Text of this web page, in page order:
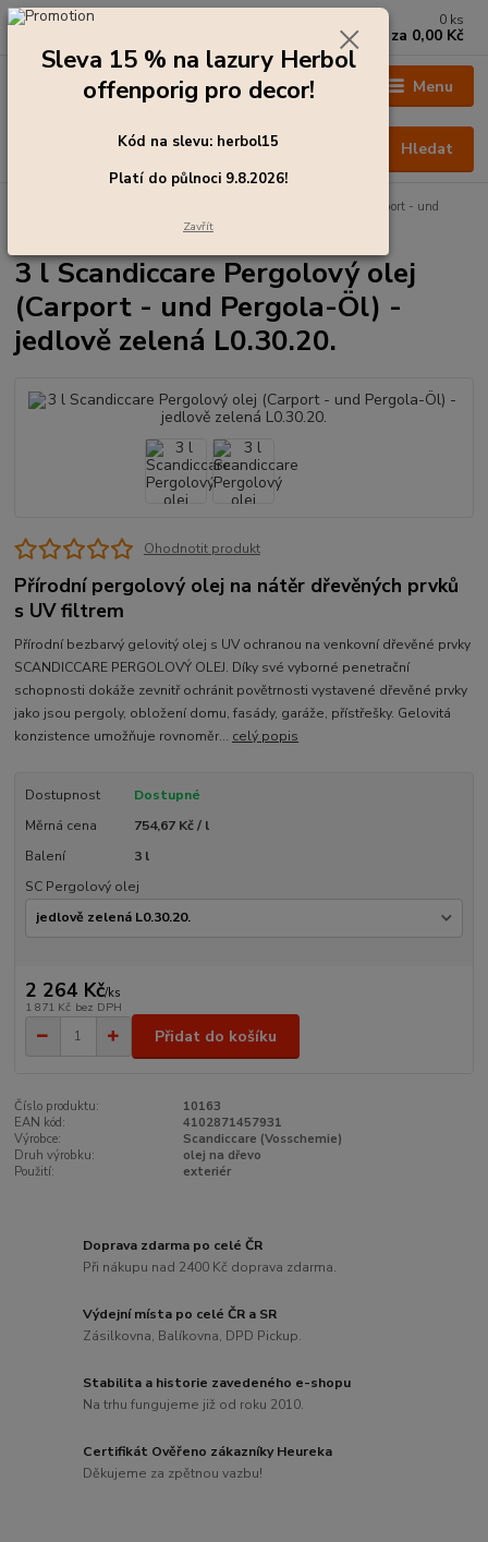
Menu
Hledat
+420 273 136 255
0 ks
za 0,00 Kč
3 l Scandiccare Pergolový olej (Carport - und
Pergola-Öl) - jedlově zelená L0.30.20.
3 l Scandiccare Pergolový olej
(Carport - und Pergola-Öl) -
jedlově zelená L0.30.20.
Ohodnotit produkt
Přírodní pergolový olej na nátěr dřevěných prvků
s UV filtrem
Přírodní bezbarvý gelovitý olej s UV ochranou na venkovní dřevěné prvky
SCANDICCARE PERGOLOVÝ OLEJ. Díky své vyborné penetrační
schopnosti dokáže zevnitř ochránit povětrnosti vystavené dřevěné prvky
jako jsou pergoly, obložení domu, fasády, garáže, přístřešky. Gelovitá
konzistence umožňuje rovnoměr... celý popis
Dostupnost
Dostupné
Měrná cena
754,67 Kč / l
Balení
3 l
SC Pergolový olej
2 264 Kč/ks
1 871 Kč bez DPH
Přidat do košíku
Číslo produktu:
10163
EAN kód:
4102871457931
Výrobce:
Scandiccare (Vosschemie)
Druh výrobku:
olej na dřevo
Použití:
exteriér
Doprava zdarma po celé ČR
Při nákupu nad 2400 Kč doprava zdarma.
Výdejní místa po celé ČR a SR
Zásilkovna, Balíkovna, DPD Pickup.
Stabilita a historie zavedeného e-shopu
Na trhu fungujeme již od roku 2010.
Certifikát Ověřeno zákazníky Heureka
Děkujeme za zpětnou vazbu!
Sleva 15 % na lazury Herbol
offenporig pro decor!
Kód na slevu: herbol15
Platí do půlnoci 9.8.2026!
Zavřít